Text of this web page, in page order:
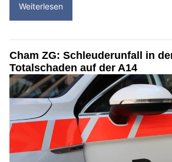
Weiterlesen
Cham ZG: Schleuderunfall in
Totalschaden auf der A14